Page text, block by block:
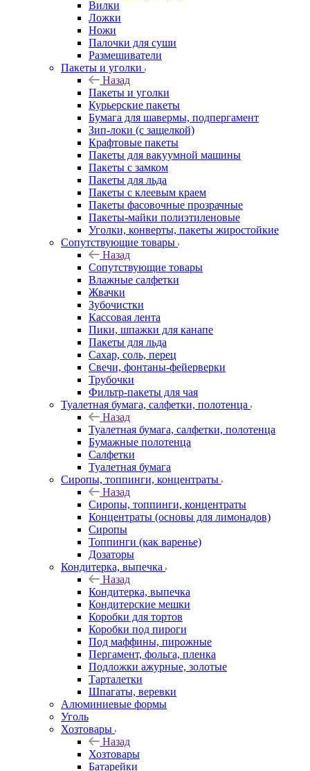
Вилки
Ложки
Ножи
Палочки для суши
Размешиватели
Пакеты и уголки
Назад
Пакеты и уголки
Курьерские пакеты
Бумага для шавермы, подпергамент
Зип-локи (с защелкой)
Крафтовые пакеты
Пакеты для вакуумной машины
Пакеты с замком
Пакеты для льда
Пакеты с клеевым краем
Пакеты фасовочные прозрачные
Пакеты-майки полиэтиленовые
Уголки, конверты, пакеты жиростойкие
Сопутствующие товары
Назад
Сопутствующие товары
Влажные салфетки
Жвачки
Зубочистки
Кассовая лента
Пики, шпажки для канапе
Пакеты для льда
Сахар, соль, перец
Свечи, фонтаны-фейерверки
Трубочки
Фильтр-пакеты для чая
Туалетная бумага, салфетки, полотенца
Назад
Туалетная бумага, салфетки, полотенца
Бумажные полотенца
Салфетки
Туалетная бумага
Сиропы, топпинги, концентраты
Назад
Сиропы, топпинги, концентраты
Концентраты (основы для лимонадов)
Сиропы
Топпинги (как варенье)
Дозаторы
Кондитерка, выпечка
Назад
Кондитерка, выпечка
Кондитерские мешки
Коробки для тортов
Коробки под пироги
Под маффины, пирожные
Пергамент, фольга, пленка
Подложки ажурные, золотые
Тарталетки
Шпагаты, веревки
Алюминиевые формы
Уголь
Хозтовары
Назад
Хозтовары
Батарейки